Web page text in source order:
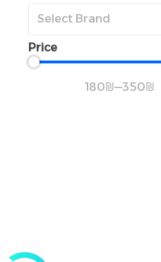
Select Brand
Price
180₪—350₪